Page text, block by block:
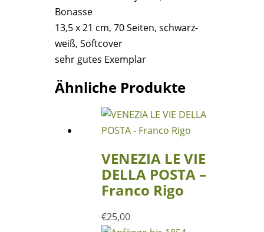
ALPES
-5-
-
Docteur
P.
Lejeune,
Bonasse
Bonasse
13,5 x 21 cm, 70 Seiten, schwarz-
weiß, Softcover
sehr gutes Exemplar
Ähnliche Produkte
VENEZIA LE VIE
DELLA POSTA –
Franco Rigo
€25,00